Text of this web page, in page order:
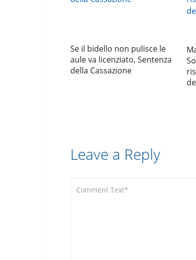
Se il bidello non pulisce le
aule va licenziato, Sentenza
della Cassazione
Leave a Reply